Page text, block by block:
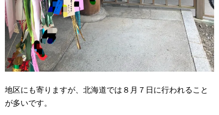
地区にも寄りますが、北海道では８月７日に行われること
が多いです。